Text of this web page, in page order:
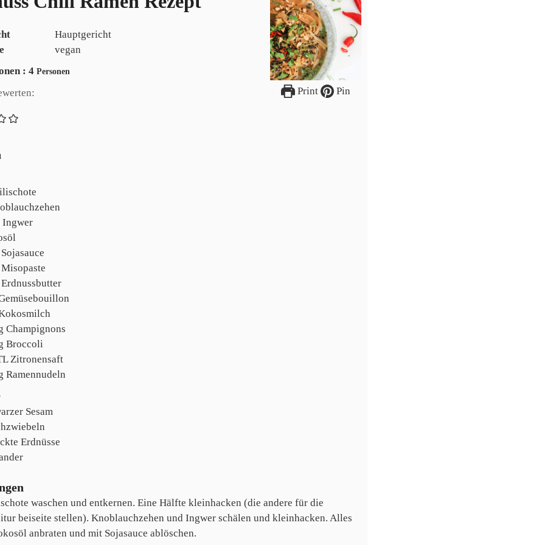
Print Pin
Hauptgericht
vegan
:4 Personen
Ingwer
Sojasauce
Misopaste
Erdnussbutter
Champignons
Broccoli
Zitronensaft
Ramennudeln
Sesam
Erdnüsse
waschen und entkernen. Eine Hälfte kleinhacken (die andere für die
beiseite stellen). Knoblauchzehen und Ingwer schälen und kleinhacken. Alles
anbraten und mit Sojasauce ablöschen.